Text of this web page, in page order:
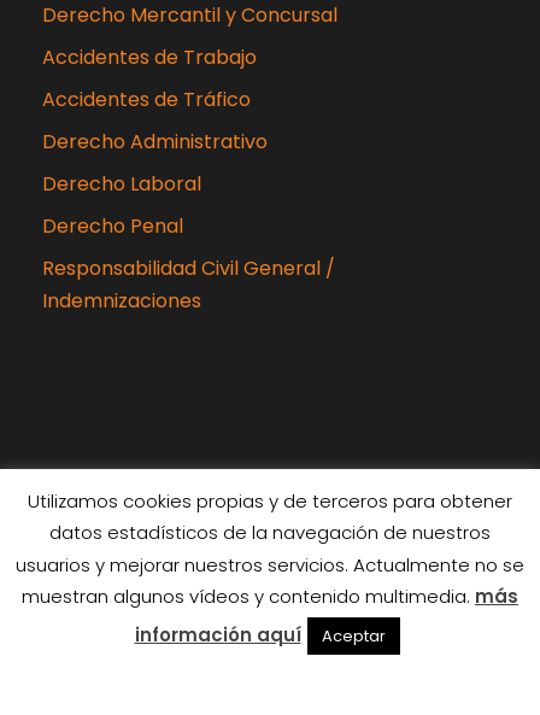
Derecho Mercantil y Concursal
Accidentes de Trabajo
Accidentes de Tráfico
Derecho Administrativo
Derecho Laboral
Derecho Penal
Responsabilidad Civil General /
Indemnizaciones
Copyright 2024 Rubiabogados, Todos los
derechos reservados
Diseñado por
Interiberica
Utilizamos cookies propias y de terceros para obtener
datos estadísticos de la navegación de nuestros
usuarios y mejorar nuestros servicios. Actualmente no se
muestran algunos vídeos y contenido multimedia. más
información aquí
Aceptar